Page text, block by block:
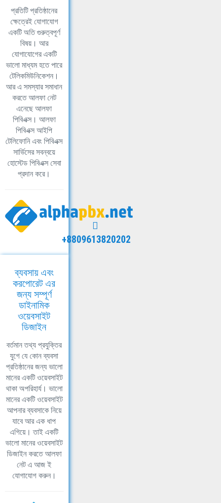
প্রতিটি প্রতিষ্ঠানের
ক্ষেত্রেই যোগাযোগ
একটি অতি গুরুত্বপূর্ণ
বিষয়। আর
যোগাযোগের একটি
ভালো মাধ্যম হতে পারে
টেলিকমিউনিকেশন।
আর এ সমস্যার সমাধান
করতে আলফা নেট
এনেছে আলফা
পিবিএক্স। আলফা
পিবিএক্স আইপি
টেলিফোনি এবং পিবিএক্স
সার্ভিসের সবন্বয়ে
হোস্টেড পিবিএক্স সেবা
প্রদান করে।
+8809613820202
ব্যবসায় এবং
করপোরেট এর
জন্য সম্পূর্ণ
ডাইনামিক
ওয়েবসাইট
ডিজাইন
বর্তমান তথ্য প্রযুক্তির
যুগে যে কোন ব্যবসা
প্রতিষ্ঠানের জন্য ভালো
মানের একটি ওয়েবসাইট
থাকা অপরিহার্য। ভালো
মানের একটি ওয়েবসাইট
আপনার ব্যবসাকে নিয়ে
যাবে আর এক ধাপ
এগিয়ে। তাই একটি
ভালো মানের ওয়েবসাইট
ডিজাইন করতে আলফা
নেট এ আজ ই
যোগাযোগ করুন।